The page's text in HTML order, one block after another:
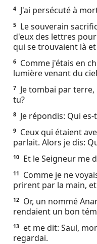
Copyright
Download
L.O.A
Ebook
4 J'ai persécuté à
5
Le souverain
d'eux des lettres
qui se trouvaient là
6
Comme j'étais en
lumière venant du
7
Je tombai par
tu?
8 Je répondis: Qui
9
Ceux qui étaient
parlait. Alors je dis:
10 Et le Seigneur me
11
Comme je ne
prirent par la main,
12
Or, un nommé
rendaient un bon
13
et me dit: Saul,
regardai.